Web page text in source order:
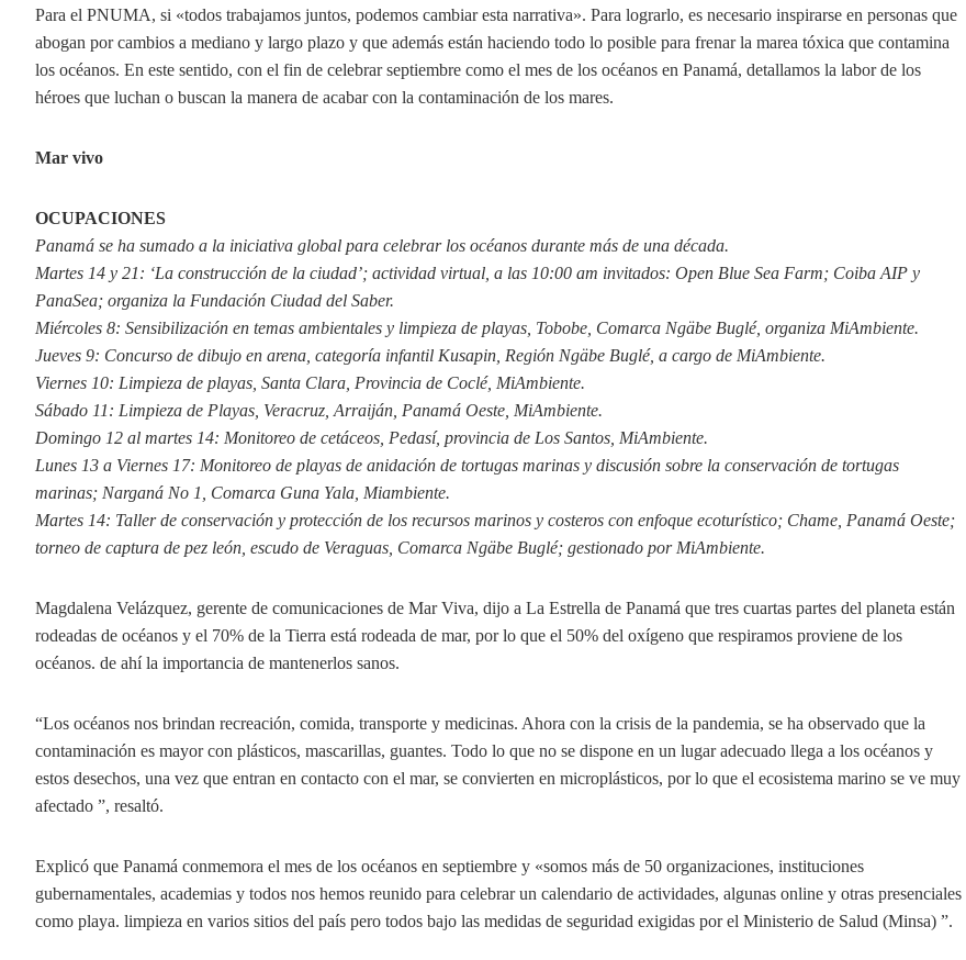
Para el PNUMA, si «todos trabajamos juntos, podemos cambiar esta narrativa». Para lograrlo, es necesario inspirarse en personas que
abogan por cambios a mediano y largo plazo y que además están haciendo todo lo posible para frenar la marea tóxica que contamina
los océanos. En este sentido, con el fin de celebrar septiembre como el mes de los océanos en Panamá, detallamos la labor de los
héroes que luchan o buscan la manera de acabar con la contaminación de los mares.
Mar vivo
OCUPACIONES
Panamá se ha sumado a la iniciativa global para celebrar los océanos durante más de una década.
Martes 14 y 21: ‘La construcción de la ciudad’; actividad virtual, a las 10:00 am invitados: Open Blue Sea Farm; Coiba AIP y
PanaSea; organiza la Fundación Ciudad del Saber.
Miércoles 8: Sensibilización en temas ambientales y limpieza de playas, Tobobe, Comarca Ngäbe Buglé, organiza MiAmbiente.
Jueves 9: Concurso de dibujo en arena, categoría infantil Kusapin, Región Ngäbe Buglé, a cargo de MiAmbiente.
Viernes 10: Limpieza de playas, Santa Clara, Provincia de Coclé, MiAmbiente.
Sábado 11: Limpieza de Playas, Veracruz, Arraiján, Panamá Oeste, MiAmbiente.
Domingo 12 al martes 14: Monitoreo de cetáceos, Pedasí, provincia de Los Santos, MiAmbiente.
Lunes 13 a Viernes 17: Monitoreo de playas de anidación de tortugas marinas y discusión sobre la conservación de tortugas
marinas; Narganá No 1, Comarca Guna Yala, Miambiente.
Martes 14: Taller de conservación y protección de los recursos marinos y costeros con enfoque ecoturístico; Chame, Panamá Oeste;
torneo de captura de pez león, escudo de Veraguas, Comarca Ngäbe Buglé; gestionado por MiAmbiente.
Magdalena Velázquez, gerente de comunicaciones de Mar Viva, dijo a La Estrella de Panamá que tres cuartas partes del planeta están
rodeadas de océanos y el 70% de la Tierra está rodeada de mar, por lo que el 50% del oxígeno que respiramos proviene de los
océanos. de ahí la importancia de mantenerlos sanos.
“Los océanos nos brindan recreación, comida, transporte y medicinas. Ahora con la crisis de la pandemia, se ha observado que la
contaminación es mayor con plásticos, mascarillas, guantes. Todo lo que no se dispone en un lugar adecuado llega a los océanos y
estos desechos, una vez que entran en contacto con el mar, se convierten en microplásticos, por lo que el ecosistema marino se ve muy
afectado ”, resaltó.
Explicó que Panamá conmemora el mes de los océanos en septiembre y «somos más de 50 organizaciones, instituciones
gubernamentales, academias y todos nos hemos reunido para celebrar un calendario de actividades, algunas online y otras presenciales
como playa. limpieza en varios sitios del país pero todos bajo las medidas de seguridad exigidas por el Ministerio de Salud (Minsa) ”.